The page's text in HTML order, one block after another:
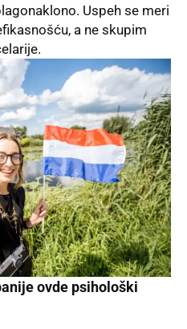
Uspeh se meri
a ne skupim
ovde psihološki